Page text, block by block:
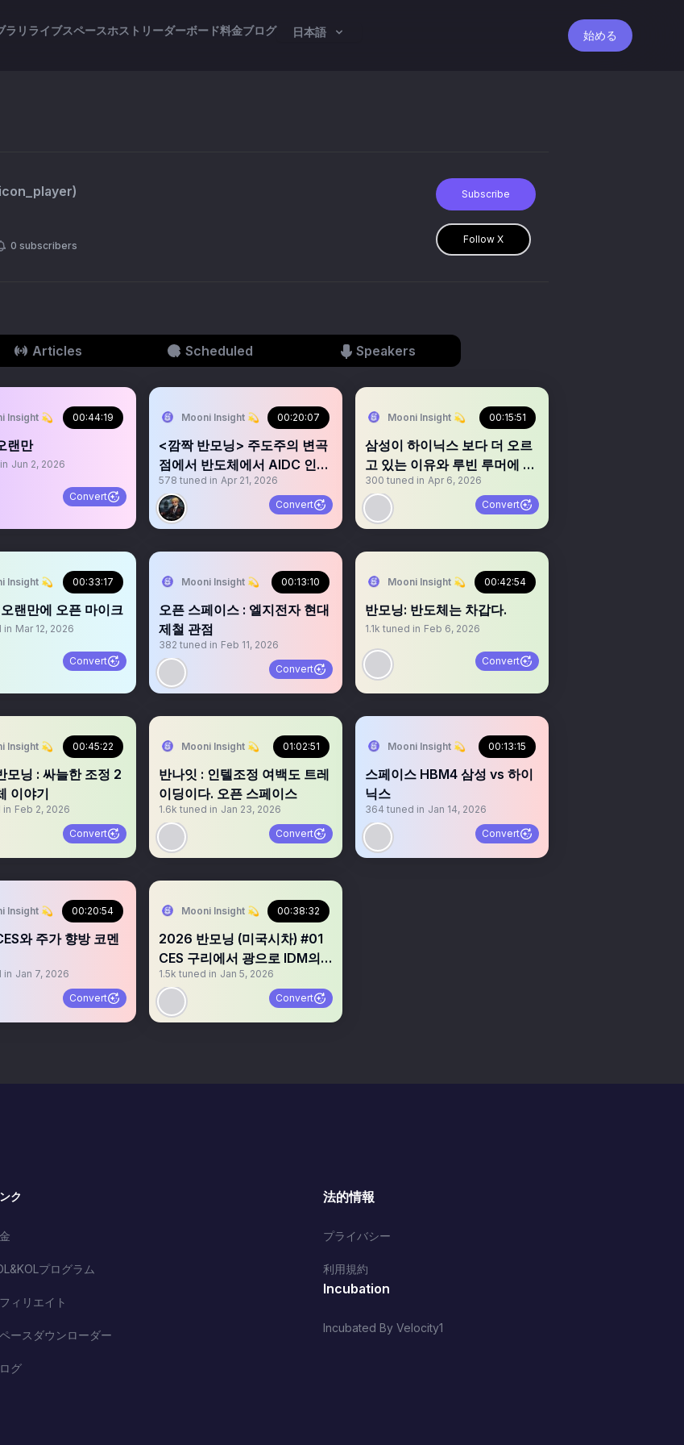
ラリ ライブスペースホスト リーダーボード料金ブログ 日本語 始める
)
0 subscribers
Subscribe
Follow X
Articles Scheduled Speakers
Insight 💫 00:44:19
랜만
Jun 2, 2026
Convert
Mooni Insight 💫 00:20:07
<깜짝 반모닝> 주도주의 변곡
점에서 반도체에서 AIDC 인프
라
578 tuned in Apr 21, 2026
Convert
Mooni Insight 💫 00:15:51
삼성이 하이닉스 보다 더 오르
고 있는 이유와 루빈 루머에 대
해서
300 tuned in Apr 6, 2026
Convert
Insight 💫 00:33:17
랜만에 오픈 마이크
in Mar 12, 2026
Convert
Mooni Insight 💫 00:13:10
오픈 스페이스 : 엘지전자 현대
제철 관점
382 tuned in Feb 11, 2026
Convert
Mooni Insight 💫 00:42:54
반모닝: 반도체는 차갑다.
1.1k tuned in Feb 6, 2026
Convert
Insight 💫 00:45:22
모닝 : 싸늘한 조정 2
이야기
in Feb 2, 2026
Convert
Mooni Insight 💫 01:02:51
반나잇 : 인텔조정 여백도 트레
이딩이다. 오픈 스페이스
1.6k tuned in Jan 23, 2026
Convert
Mooni Insight 💫 00:13:15
스페이스 HBM4 삼성 vs 하이
닉스
364 tuned in Jan 14, 2026
Convert
Insight 💫 00:20:54
와 주가 향방 코멘
in Jan 7, 2026
Convert
Mooni Insight 💫 00:38:32
2026 반모닝 (미국시차) #01
CES 구리에서 광으로 IDM의
시대
1.5k tuned in Jan 5, 2026
Convert
ク
プログラム
ィリエイト
ースダウンローダー
グ
法的情報
プライバシー
利用規約
Incubation
Incubated By Velocity1